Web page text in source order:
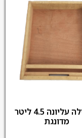
מאכילה עליונה 4.5 ליטר
מדונגת